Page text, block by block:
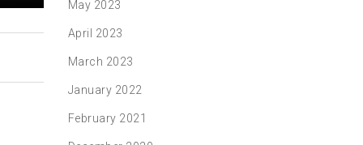
May 2023
April 2023
March 2023
January 2022
February 2021